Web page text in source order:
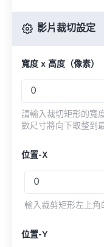
影片裁切設定
寬度 x 高度（像素）
請輸入裁切矩形的寬
數尺寸將向下取整到
位置-X
輸入裁剪矩形左上角
位置-Y